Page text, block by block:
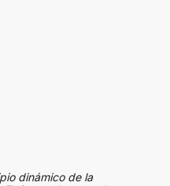
dinámico de la